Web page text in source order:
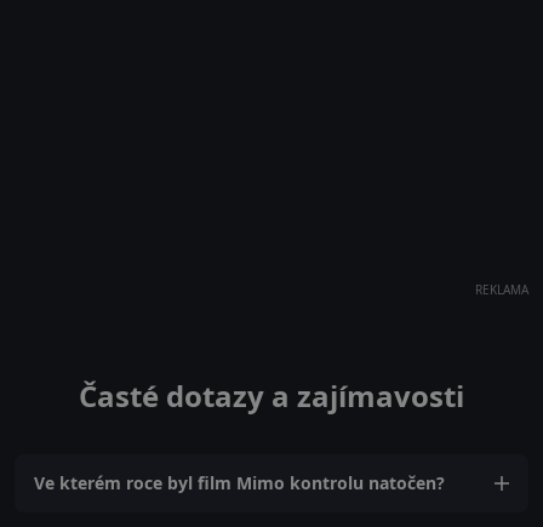
REKLAMA
Časté dotazy a zajímavosti
Ve kterém roce byl film Mimo kontrolu natočen?